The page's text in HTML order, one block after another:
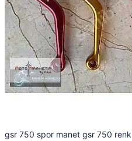
gsr 750 spor manet gsr 750